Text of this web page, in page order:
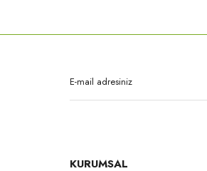
KURUMSAL